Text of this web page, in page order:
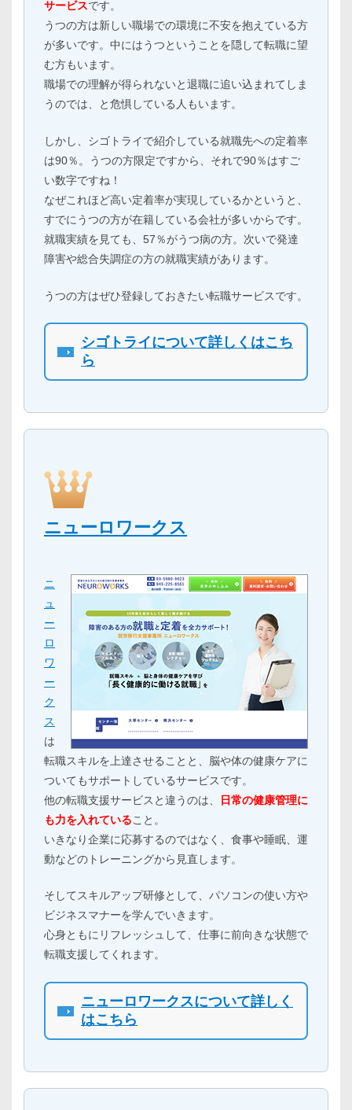
サービスです。
うつの方は新しい職場での環境に不安を抱えている方
が多いです。中にはうつということを隠して転職に望
む方もいます。
職場での理解が得られないと退職に追い込まれてしま
うのでは、と危惧している人もいます。
しかし、シゴトライで紹介している就職先への定着率
は90％。うつの方限定ですから、それで90％はすご
い数字ですね！
なぜこれほど高い定着率が実現しているかというと、
すでにうつの方が在籍している会社が多いからです。
就職実績を見ても、57％がうつ病の方。次いで発達
障害や総合失調症の方の就職実績があります。
うつの方はぜひ登録しておきたい転職サービスです。
シゴトライについて詳しくはこち
ら
ニューロワークス
ニ
ュ
ー
ロ
ワ
ー
ク
ス
は
転職スキルを上達させることと、脳や体の健康ケアに
ついてもサポートしているサービスです。
他の転職支援サービスと違うのは、
日常の健康管理に
も力を入れていること。
いきなり企業に応募するのではなく、食事や睡眠、運
動などのトレーニングから見直します。
そしてスキルアップ研修として、パソコンの使い方や
ビジネスマナーを学んでいきます。
心身ともにリフレッシュして、仕事に前向きな状態で
転職支援してくれます。
ニューロワークスについて詳しく
はこちら